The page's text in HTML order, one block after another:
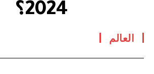
2024؟
العالم